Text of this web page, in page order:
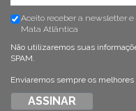
Aceito receber a newsletter
Mata Atlântica
Não utilizaremos suas
SPAM.
Enviaremos sempre os